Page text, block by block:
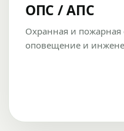
ОПС / АПС
Охранная и пожарная
оповещение и